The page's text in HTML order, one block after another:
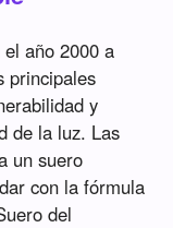
año 2000 a
principales
y
de la luz. Las
un suero
con la fórmula
del